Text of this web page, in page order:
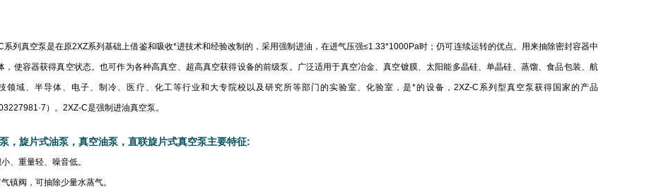
系列真空泵是在原2XZ系列基础上借鉴和吸收*进技术和经验改制的，采用强制进油，在进气压强≤1.33*1000Pa时；仍可连续运转的优点。用来抽除密封容器中
，使容器获得真空状态。也可作为各种高真空、超高真空获得设备的前级泵。广泛适用于真空冶金、真空镀膜、太阳能多晶硅、单晶硅、蒸馏、食品包装、航
领域、半导体、电子、制冷、医疗、化工等行业和大专院校以及研究所等部门的实验室、化验室，是*的设备，2XZ-C系列型真空泵获得国家的产品
）。2XZ-C是强制进油真空泵。
，旋片式油泵，真空油泵，直联旋片式真空泵主要特征:
、重量轻、噪音低。
镇阀，可抽除少量水蒸气。